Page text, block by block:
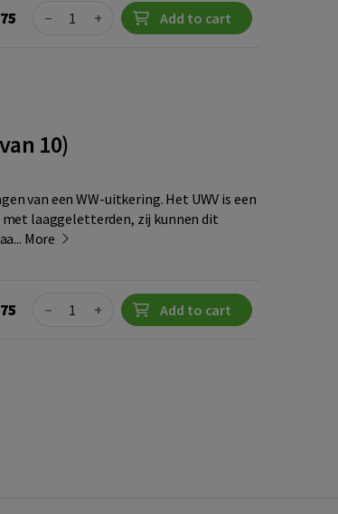
Quantity
− + Add to cart
10)
van een WW-uitkering. Het UWV is een
laaggeletterden, zij kunnen dit
More
Quantity
− + Add to cart